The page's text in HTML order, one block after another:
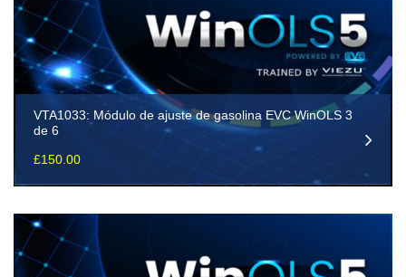
VTA1033: Módulo de ajuste de gasolina EVC WinOLS 3
de 6
£150.00